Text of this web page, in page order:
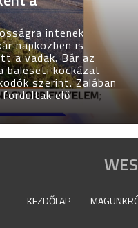
intenek
napközben is
a vadak. Bár az
baleseti kockázat
szerint. Zalában
fordultak elő
KEZDŐLAP